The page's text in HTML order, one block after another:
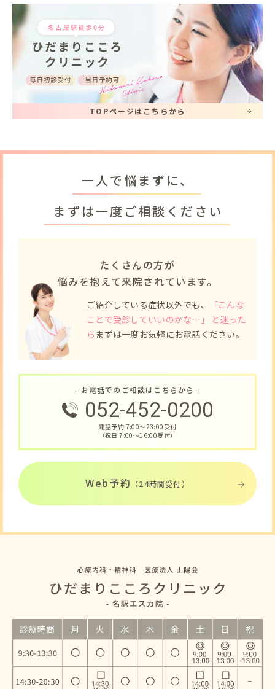
TOPページはこちらから
一人で悩まずに、
まずは一度ご相談ください
たくさんの方が
悩みを抱えて来院されています。
ご紹介している症状以外でも、
「こんな
ことで受診していいのかな…」 と迷った
ら まずは一度お気軽にお電話ください。
- お電話でのご相談はこちらから -
052-452-0200
電話予約 7:00〜23:00受付
（祝日 7:00〜16:00受付）
Web予約 （24時間受付）